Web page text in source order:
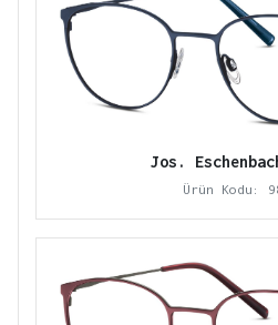
Jos.
Ürün Kodu: